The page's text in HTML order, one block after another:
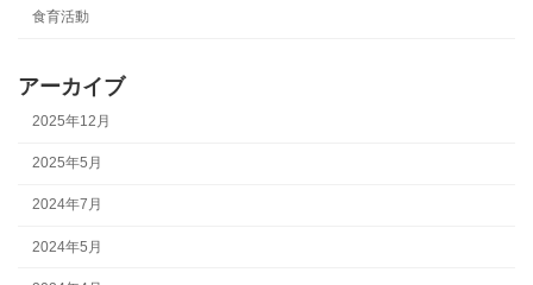
食育活動
アーカイブ
2025年12月
2025年5月
2024年7月
2024年5月